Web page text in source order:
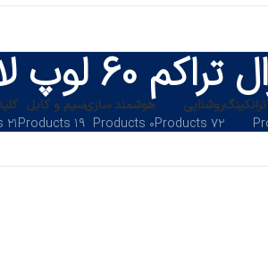
60 لوپ لایت
روشنایی
۷۲ Products
هوشمند سازی
۰ Products
سیم و کابل
۱۹ Products
۲۱ Products